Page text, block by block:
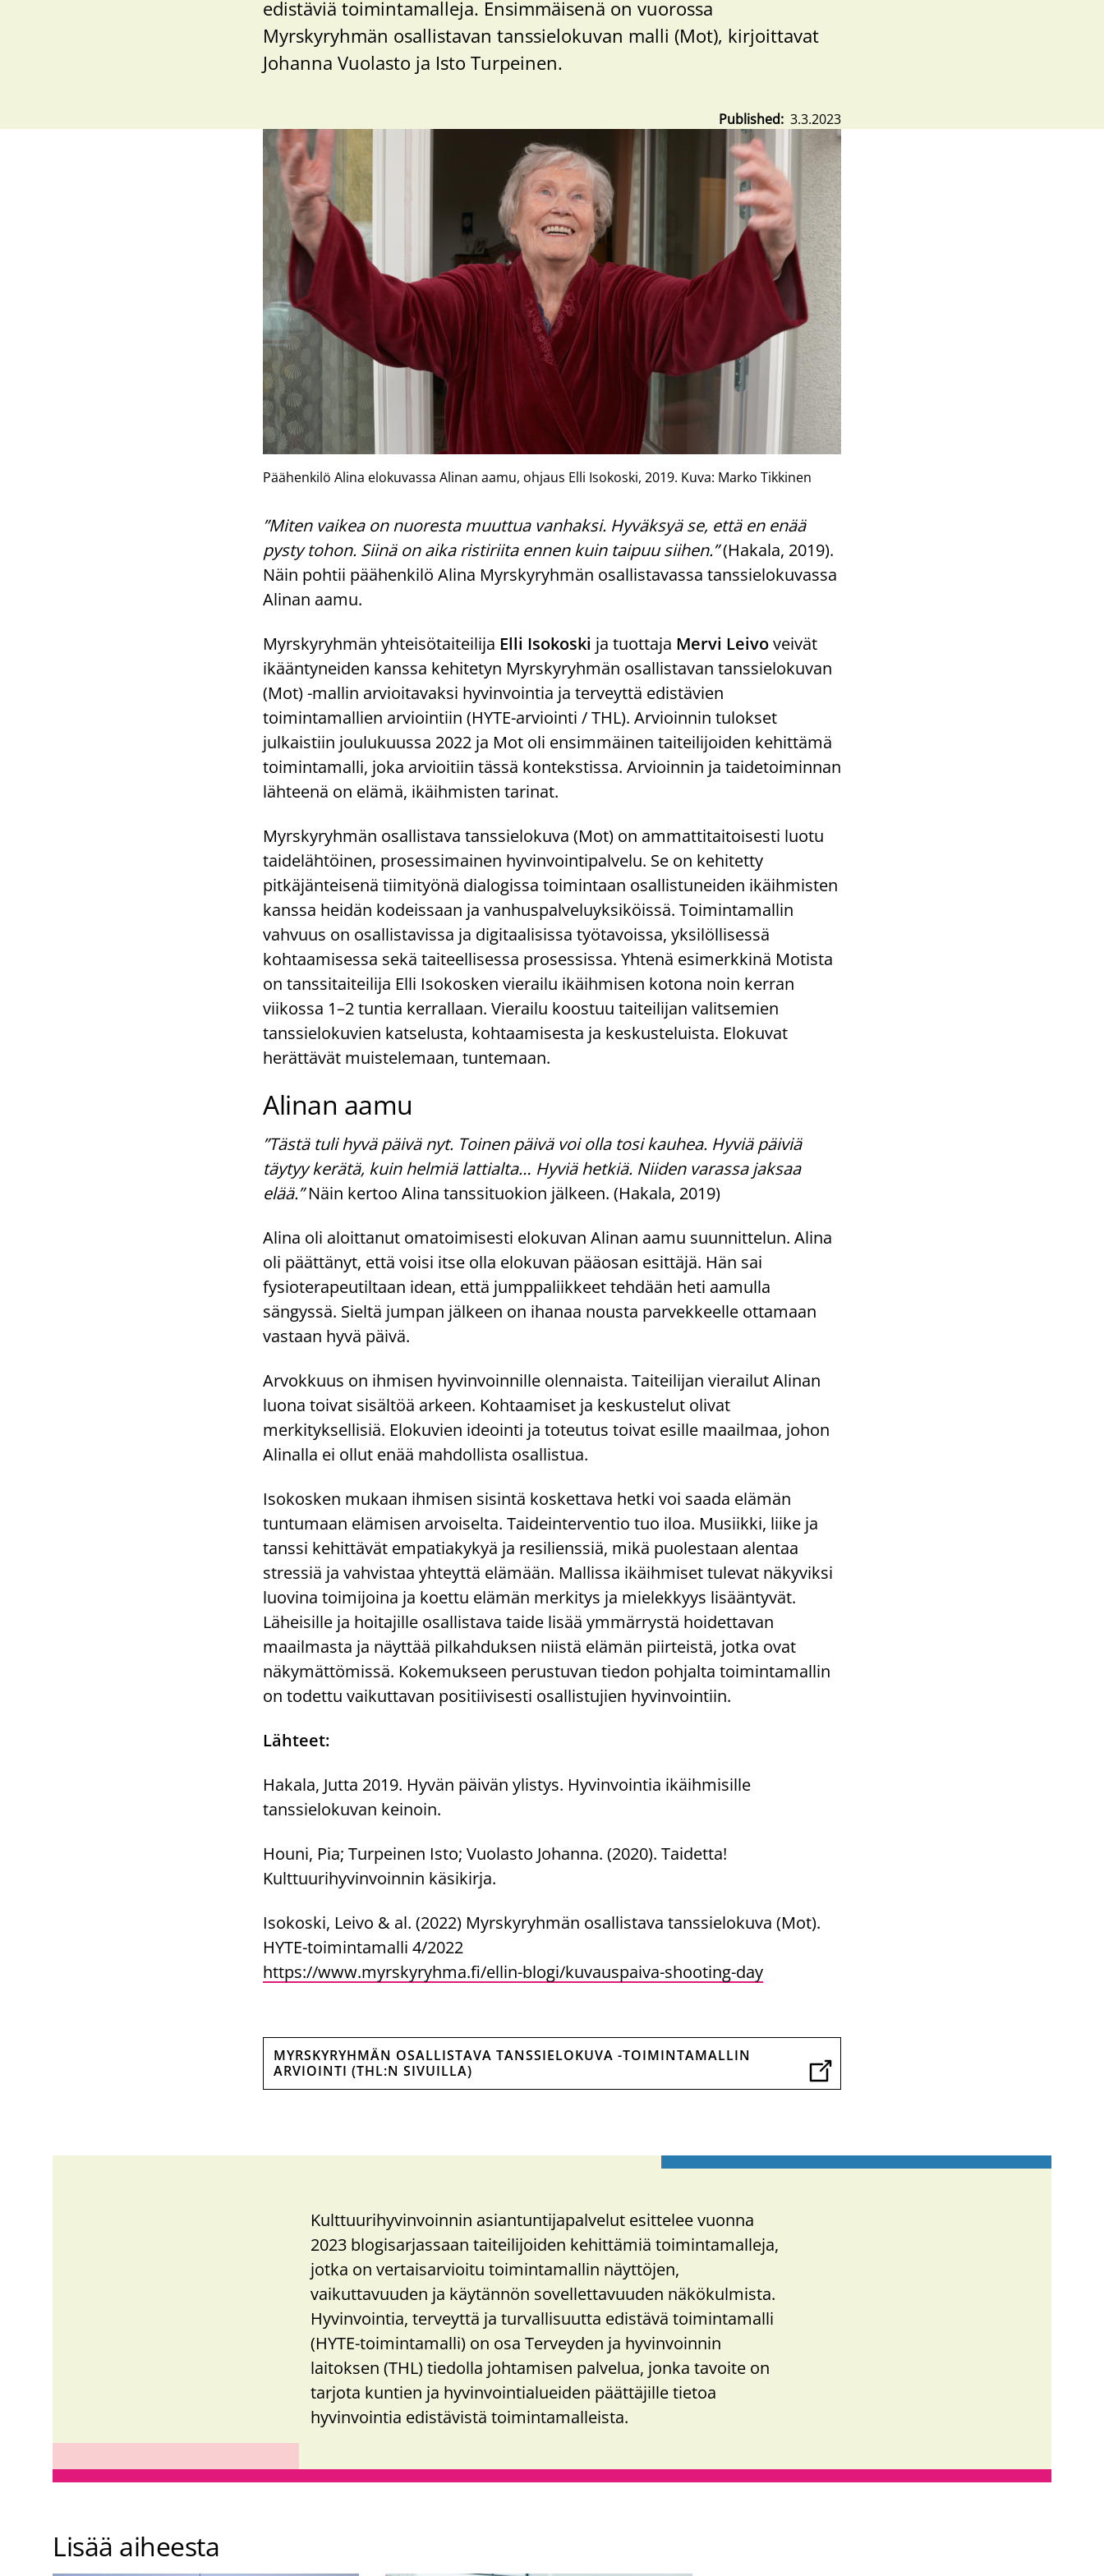
edistäviä toimintamalleja. Ensimmäisenä on vuorossa
Myrskyryhmän osallistavan tanssielokuvan malli (Mot), kirjoittavat
Johanna Vuolasto ja Isto Turpeinen.
Published 3.3.2023
Päähenkilö Alina elokuvassa Alinan aamu, ohjaus Elli Isokoski, 2019. Kuva: Marko Tikkinen
”Miten vaikea on nuoresta muuttua vanhaksi. Hyväksyä se, että en enää
pysty tohon. Siinä on aika ristiriita ennen kuin taipuu siihen.”(Hakala, 2019).
Näin pohtii päähenkilö Alina Myrskyryhmän osallistavassa tanssielokuvassa
Alinan aamu.
Myrskyryhmän yhteisötaiteilija Elli Isokoski ja tuottaja Mervi Leivoveivät
ikääntyneiden kanssa kehitetyn Myrskyryhmän osallistavan tanssielokuvan
(Mot) -mallin arvioitavaksi hyvinvointia ja terveyttä edistävien
toimintamallien arviointiin (HYTE-arviointi / THL). Arvioinnin tulokset
julkaistiin joulukuussa 2022 ja Mot oli ensimmäinen taiteilijoiden kehittämä
toimintamalli, joka arvioitiin tässä kontekstissa. Arvioinnin ja taidetoiminnan
lähteenä on elämä, ikäihmisten tarinat.
Myrskyryhmän osallistava tanssielokuva (Mot) on ammattitaitoisesti luotu
taidelähtöinen, prosessimainen hyvinvointipalvelu. Se on kehitetty
pitkäjänteisenä tiimityönä dialogissa toimintaan osallistuneiden ikäihmisten
kanssa heidän kodeissaan ja vanhuspalveluyksiköissä. Toimintamallin
vahvuus on osallistavissa ja digitaalisissa työtavoissa, yksilöllisessä
kohtaamisessa sekä taiteellisessa prosessissa. Yhtenä esimerkkinä Motista
on tanssitaiteilija Elli Isokosken vierailu ikäihmisen kotona noin kerran
viikossa 1–2 tuntia kerrallaan. Vierailu koostuu taiteilijan valitsemien
tanssielokuvien katselusta, kohtaamisesta ja keskusteluista. Elokuvat
herättävät muistelemaan, tuntemaan.
Alinan aamu
”Tästä tuli hyvä päivä nyt. Toinen päivä voi olla tosi kauhea. Hyviä päiviä
täytyy kerätä, kuin helmiä lattialta… Hyviä hetkiä. Niiden varassa jaksaa
elää.”Näin kertoo Alina tanssituokion jälkeen. (Hakala, 2019)
Alina oli aloittanut omatoimisesti elokuvan Alinan aamu suunnittelun. Alina
oli päättänyt, että voisi itse olla elokuvan pääosan esittäjä. Hän sai
fysioterapeutiltaan idean, että jumppaliikkeet tehdään heti aamulla
sängyssä. Sieltä jumpan jälkeen on ihanaa nousta parvekkeelle ottamaan
vastaan hyvä päivä.
Arvokkuus on ihmisen hyvinvoinnille olennaista. Taiteilijan vierailut Alinan
luona toivat sisältöä arkeen. Kohtaamiset ja keskustelut olivat
merkityksellisiä. Elokuvien ideointi ja toteutus toivat esille maailmaa, johon
Alinalla ei ollut enää mahdollista osallistua.
Isokosken mukaan ihmisen sisintä koskettava hetki voi saada elämän
tuntumaan elämisen arvoiselta. Taideinterventio tuo iloa. Musiikki, liike ja
tanssi kehittävät empatiakykyä ja resilienssiä, mikä puolestaan alentaa
stressiä ja vahvistaa yhteyttä elämään. Mallissa ikäihmiset tulevat näkyviksi
luovina toimijoina ja koettu elämän merkitys ja mielekkyys lisääntyvät.
Läheisille ja hoitajille osallistava taide lisää ymmärrystä hoidettavan
maailmasta ja näyttää pilkahduksen niistä elämän piirteistä, jotka ovat
näkymättömissä. Kokemukseen perustuvan tiedon pohjalta toimintamallin
on todettu vaikuttavan positiivisesti osallistujien hyvinvointiin.
Lähteet:
Hakala, Jutta 2019. Hyvän päivän ylistys. Hyvinvointia ikäihmisille
tanssielokuvan keinoin.
Houni, Pia; Turpeinen Isto; Vuolasto Johanna. (2020). Taidetta!
Kulttuurihyvinvoinnin käsikirja.
Isokoski, Leivo & al. (2022) Myrskyryhmän osallistava tanssielokuva (Mot).
HYTE-toimintamalli 4/2022
https://www.myrskyryhma.fi/ellin-blogi/kuvauspaiva-shooting-day
MYRSKYRYHMÄN OSALLISTAVA TANSSIELOKUVA -TOIMINTAMALLIN
ARVIOINTI (THL:N SIVUILLA)
Kulttuurihyvinvoinnin asiantuntijapalvelut esittelee vuonna
2023 blogisarjassaan taiteilijoiden kehittämiä toimintamalleja,
jotka on vertaisarvioitu toimintamallin näyttöjen,
vaikuttavuuden ja käytännön sovellettavuuden näkökulmista.
Hyvinvointia, terveyttä ja turvallisuutta edistävä toimintamalli
(HYTE-toimintamalli) on osa Terveyden ja hyvinvoinnin
laitoksen (THL) tiedolla johtamisen palvelua, jonka tavoite on
tarjota kuntien ja hyvinvointialueiden päättäjille tietoa
hyvinvointia edistävistä toimintamalleista.
Lisää aiheesta